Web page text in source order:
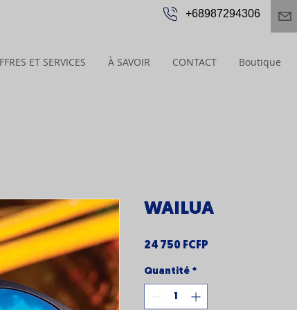
+68987294306
ET SERVICES À SAVOIR CONTACT Boutique
WAILUA
24 750 FCFP
Quantité *